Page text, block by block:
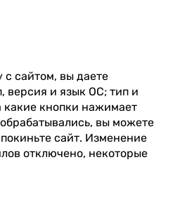
сайтом, вы даете
версия и язык ОС; тип и
какие кнопки нажимает
вы можете
сайт. Изменение
отключено, некоторые